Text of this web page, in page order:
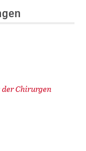
der Chirurgen